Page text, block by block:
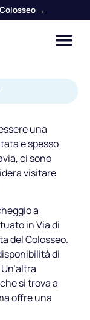
→
una
e spesso
ci sono
visitare
a
in Via di
del Colosseo.
di
si trova a
offre una